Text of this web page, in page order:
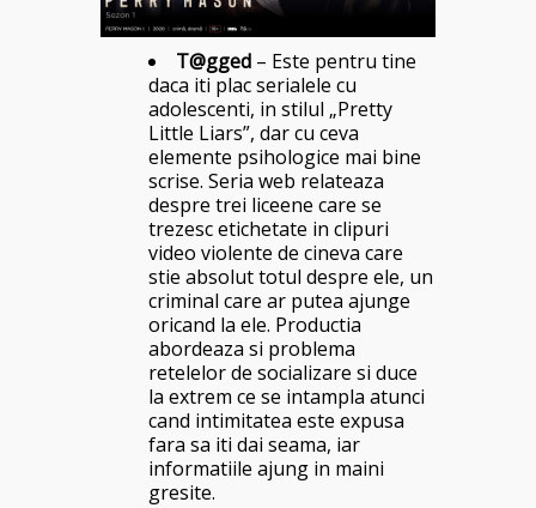
T@gged – Este pentru tine
daca iti plac serialele cu
adolescenti, in stilul „Pretty
Little Liars”, dar cu ceva
elemente psihologice mai bine
scrise. Seria web relateaza
despre trei liceene care se
trezesc etichetate in clipuri
video violente de cineva care
stie absolut totul despre ele, un
criminal care ar putea ajunge
oricand la ele. Productia
abordeaza si problema
retelelor de socializare si duce
la extrem ce se intampla atunci
cand intimitatea este expusa
fara sa iti dai seama, iar
informatiile ajung in maini
gresite.